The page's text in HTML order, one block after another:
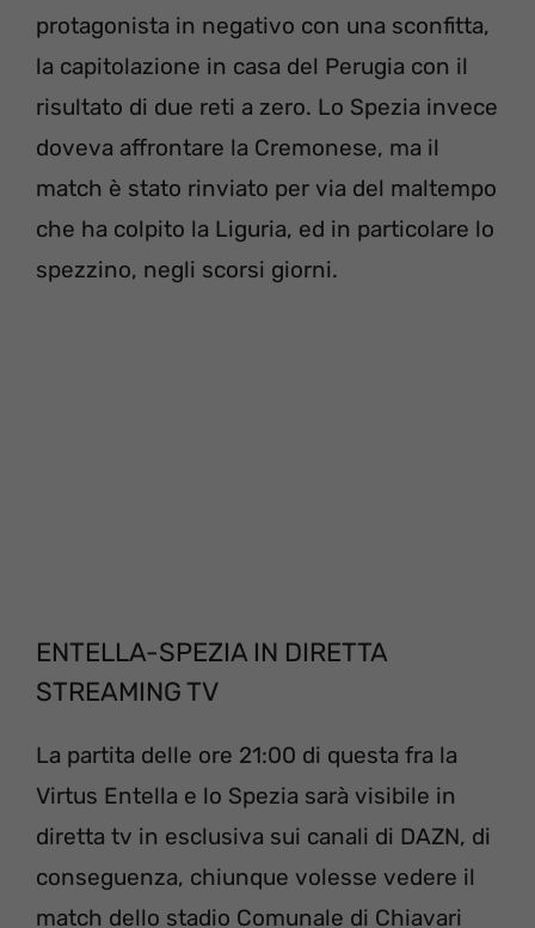
protagonista in negativo con una sconfitta,
la capitolazione in casa del Perugia con il
risultato di due reti a zero. Lo Spezia invece
doveva affrontare la Cremonese, ma il
match è stato rinviato per via del maltempo
che ha colpito la Liguria, ed in particolare lo
spezzino, negli scorsi giorni.
ENTELLA-SPEZIA IN DIRETTA
STREAMING TV
La partita delle ore 21:00 di questa fra la
Virtus Entella e lo Spezia sarà visibile in
diretta tv in esclusiva sui canali di DAZN, di
conseguenza, chiunque volesse vedere il
match dello stadio Comunale di Chiavari